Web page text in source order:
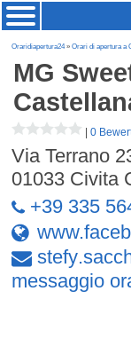
Oraridiapertura24»Orari di apertura a
MG
|0
Via Terrano
01033 Civita
+39 335
stefy.
messaggio